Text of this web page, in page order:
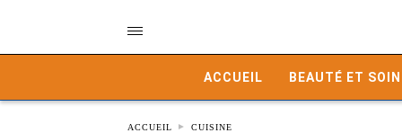
ACCUEIL BEAUTÉ ET SOIN
ACCUEIL CUISINE